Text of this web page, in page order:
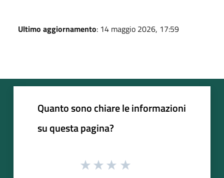
Ultimo aggiornamento: 14 maggio 2026, 17:59
Quanto sono chiare le informazioni
su questa pagina?